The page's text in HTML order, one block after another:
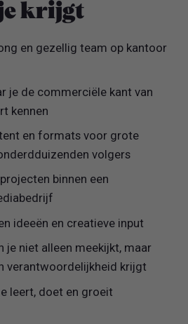
krijgt
en gezellig team op kantoor
je de commerciële kant van
kennen
en formats voor grote
volgers
binnen een
ideeën en creatieve input
je niet alleen meekijkt, maar
verantwoordelijkheid krijgt
leert, doet en groeit